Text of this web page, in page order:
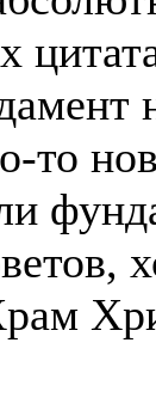
то